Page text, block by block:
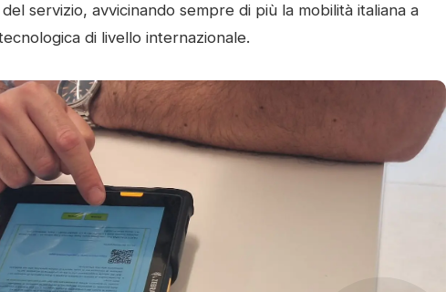
servizio, avvicinando sempre di più la mobilità italiana a
di livello internazionale.